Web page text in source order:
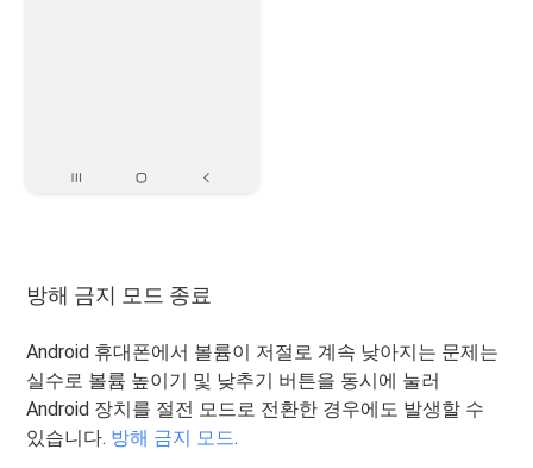
방해 금지 모드 종료
Android 휴대폰에서 볼륨이 저절로 계속 낮아지는 문제는
실수로 볼륨 높이기 및 낮추기 버튼을 동시에 눌러
Android 장치를 절전 모드로 전환한 경우에도 발생할 수
있습니다. 방해 금지 모드.